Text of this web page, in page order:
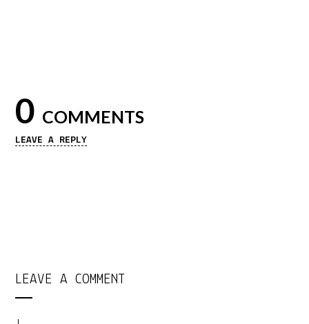
0 COMMENTS
LEAVE A REPLY
LEAVE A COMMENT